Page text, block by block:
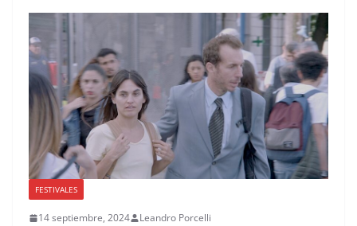
FESTIVALES
14 septiembre, 2024 Leandro Porcelli